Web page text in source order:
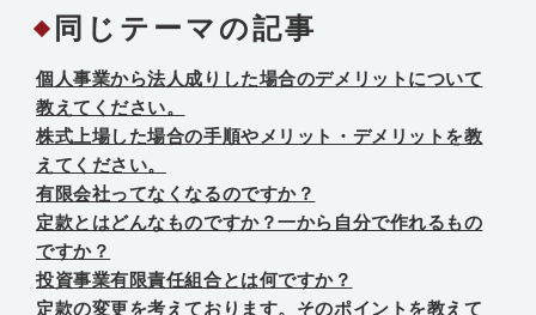
同じテーマの記事
個人事業から法人成りした場合のデメリットについて
教えてください。
株式上場した場合の手順やメリット・デメリットを教
えてください。
有限会社ってなくなるのですか？
定款とはどんなものですか？一から自分で作れるもの
ですか？
投資事業有限責任組合とは何ですか？
定款の変更を考えております。そのポイントを教えて